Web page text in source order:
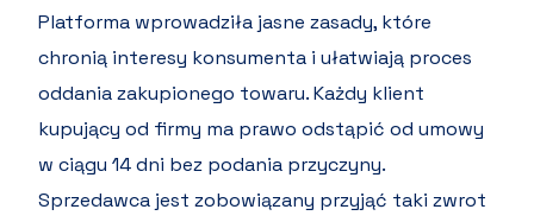
Platforma wprowadziła jasne zasady, które
chronią interesy konsumenta i ułatwiają proces
oddania zakupionego towaru. Każdy klient
kupujący od firmy ma prawo odstąpić od umowy
w ciągu 14 dni bez podania przyczyny.
Sprzedawca jest zobowiązany przyjąć taki zwrot